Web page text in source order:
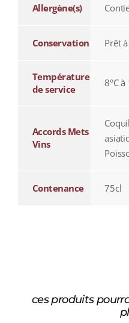
Allergène(s)
Conservation Prêt
Température
de service
8°C à
Accords Mets
Vins
Contenance 75cl
ces produits